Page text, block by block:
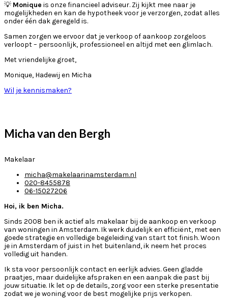
💡 Monique is onze financieel adviseur. Zij kijkt mee naar je
mogelijkheden en kan de hypotheek voor je verzorgen, zodat alles
onder één dak geregeld is.
Samen zorgen we ervoor dat je verkoop of aankoop zorgeloos
verloopt – persoonlijk, professioneel en altijd met een glimlach.
Met vriendelijke groet,
Monique, Hadewij en Micha
Wil je kennismaken?
Micha van den Bergh
Makelaar
micha@makelaarinamsterdam.nl
020-8455878
06-15027206
Hoi, ik ben Micha.
Sinds 2008 ben ik actief als makelaar bij de aankoop en verkoop
van woningen in Amsterdam. Ik werk duidelijk en efficiënt, met een
goede strategie en volledige begeleiding van start tot finish. Woon
je in Amsterdam of juist in het buitenland, ik neem het proces
volledig uit handen.
Ik sta voor persoonlijk contact en eerlijk advies. Geen gladde
praatjes, maar duidelijke afspraken en een aanpak die past bij
jouw situatie. Ik let op de details, zorg voor een sterke presentatie
zodat we je woning voor de best mogelijke prijs verkopen.